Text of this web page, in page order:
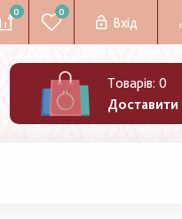
0 0
Вхід
Товарів: 0
Доставити